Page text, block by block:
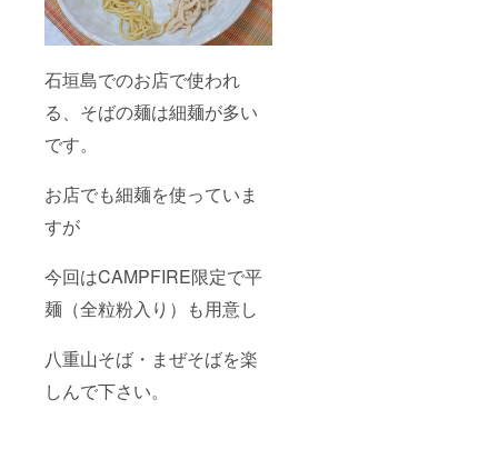
石垣島でのお店で使われ
る、そばの麺は細麺が多い
です。
お店でも細麺を使っていま
すが
今回はCAMPFIRE限定で平
麺（全粒粉入り）も用意し
八重山そば・まぜそばを楽
しんで下さい。